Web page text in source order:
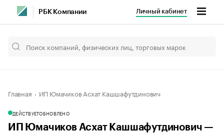
РБК Компании Личный кабинет
Главная ИП Юмачиков Асхат Кашшафутдинович
ДЕЙСТВУЕТОБНОВЛЕНО
ИП Юмачиков Асхат Кашшафутдинович —